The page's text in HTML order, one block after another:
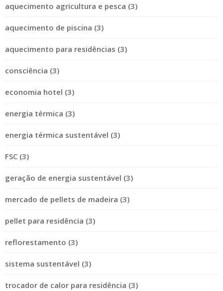
aquecimento agricultura e pesca (3)
aquecimento de piscina (3)
aquecimento para residências (3)
consciência (3)
economia hotel (3)
energia térmica (3)
energia térmica sustentável (3)
FSC (3)
geração de energia sustentável (3)
mercado de pellets de madeira (3)
pellet para residência (3)
reflorestamento (3)
sistema sustentável (3)
trocador de calor para residência (3)